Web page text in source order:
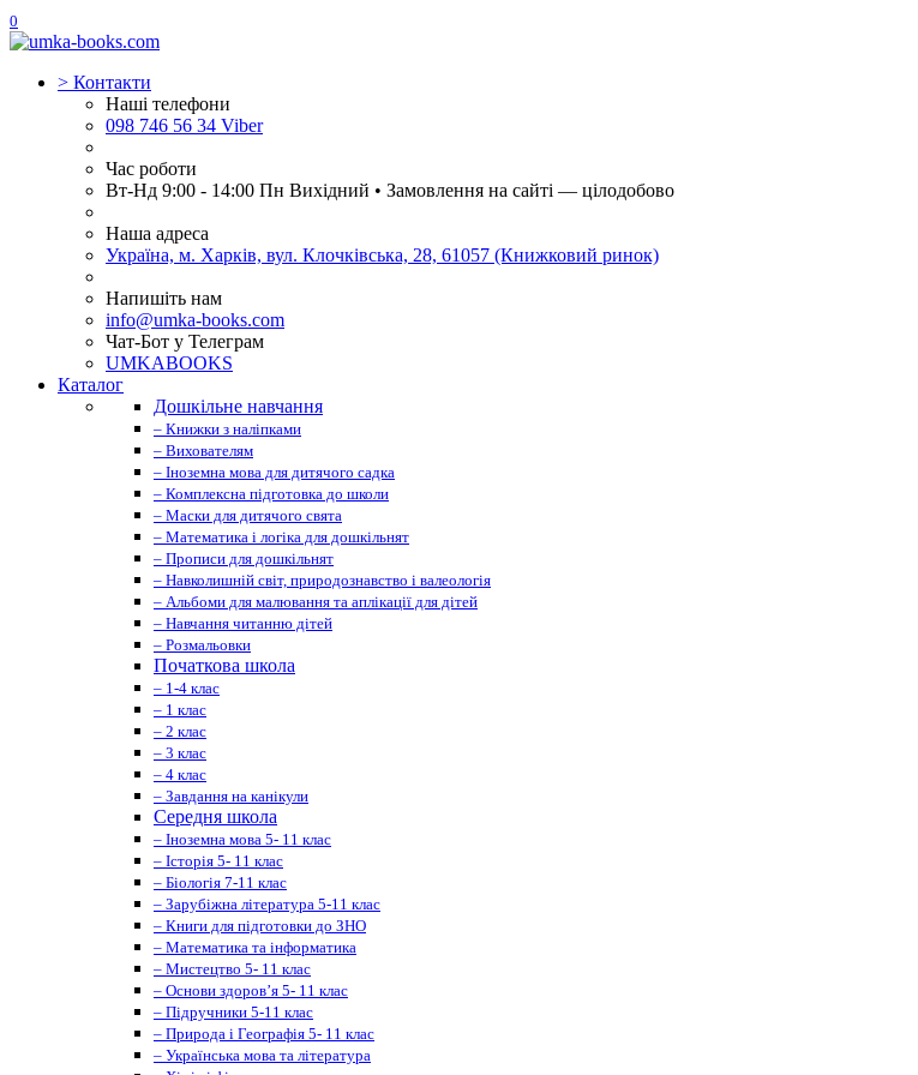
0
> Контакти
Наші телефони
098 746 56 34 Viber
Час роботи
Вт-Нд 9:00 - 14:00 Пн Вихідний • Замовлення на сайті — цілодобово
Наша адреса
Україна, м. Харків, вул. Клочківська, 28, 61057 (Книжковий ринок)
Напишіть нам
info@umka-books.com
Чат-Бот у Телеграм
UMKABOOKS
Каталог
Дошкільне навчання
– Книжки з наліпками
– Вихователям
– Іноземна мова для дитячого садка
– Комплексна підготовка до школи
– Маски для дитячого свята
– Математика і логіка для дошкільнят
– Прописи для дошкільнят
– Навколишній світ, природознавство і валеологія
– Альбоми для малювання та аплікації для дітей
– Навчання читанню дітей
– Розмальовки
Початкова школа
– 1-4 клас
– 1 клас
– 2 клас
– 3 клас
– 4 клас
– Завдання на канікули
Середня школа
– Іноземна мова 5- 11 клас
– Історія 5- 11 клас
– Біологія 7-11 клас
– Зарубіжна література 5-11 клас
– Книги для підготовки до ЗНО
– Математика та інформатика
– Мистецтво 5- 11 клас
– Основи здоров’я 5- 11 клас
– Підручники 5-11 клас
– Природа і Географія 5- 11 клас
– Українська мова та література